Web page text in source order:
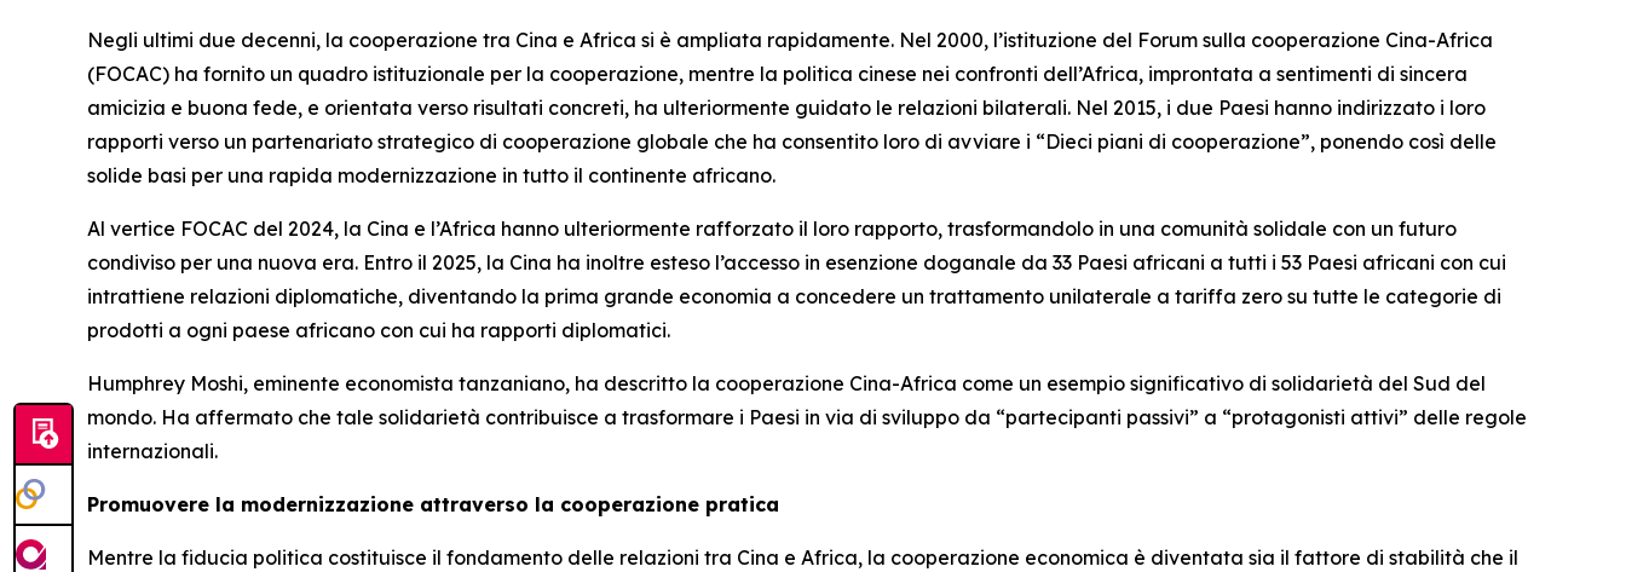
Negli ultimi due decenni, la cooperazione tra Cina e Africa si è ampliata rapidamente. Nel 2000, l’istituzione del Forum sulla cooperazione Cina-Africa
(FOCAC) ha fornito un quadro istituzionale per la cooperazione, mentre la politica cinese nei confronti dell’Africa, improntata a sentimenti di sincera
amicizia e buona fede, e orientata verso risultati concreti, ha ulteriormente guidato le relazioni bilaterali. Nel 2015, i due Paesi hanno indirizzato i loro
rapporti verso un partenariato strategico di cooperazione globale che ha consentito loro di avviare i “Dieci piani di cooperazione”, ponendo così delle
solide basi per una rapida modernizzazione in tutto il continente africano.
Al vertice FOCAC del 2024, la Cina e l’Africa hanno ulteriormente rafforzato il loro rapporto, trasformandolo in una comunità solidale con un futuro
condiviso per una nuova era. Entro il 2025, la Cina ha inoltre esteso l’accesso in esenzione doganale da 33 Paesi africani a tutti i 53 Paesi africani con cui
intrattiene relazioni diplomatiche, diventando la prima grande economia a concedere un trattamento unilaterale a tariffa zero su tutte le categorie di
prodotti a ogni paese africano con cui ha rapporti diplomatici.
Humphrey Moshi, eminente economista tanzaniano, ha descritto la cooperazione Cina-Africa come un esempio significativo di solidarietà del Sud del
mondo. Ha affermato che tale solidarietà contribuisce a trasformare i Paesi in via di sviluppo da “partecipanti passivi” a “protagonisti attivi” delle regole
internazionali.
Promuovere la modernizzazione attraverso la cooperazione pratica
Mentre la fiducia politica costituisce il fondamento delle relazioni tra Cina e Africa, la cooperazione economica è diventata sia il fattore di stabilità che il